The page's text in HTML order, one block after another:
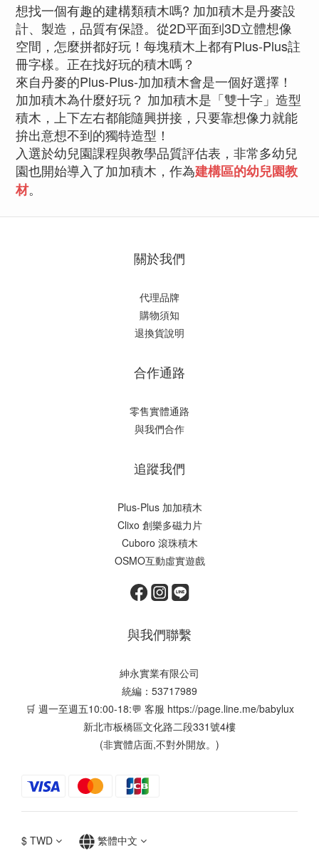
想找一個有趣的建構類積木嗎? 加加積木是丹麥設
計、製造，品質有保證。從2D平面到3D立體想像
空間，怎麼拼都好玩！每塊積木上都有Plus-Plus註
冊字樣。正在找好玩的積木嗎？
來自丹麥的Plus-Plus-加加積木會是一個好選擇！
加加積木為什麼好玩？ 加加積木是「雙十字」造型
積木，上下左右都能隨興拼接，只要靠想像力就能
拚出意想不到的獨特造型！
入選於幼兒園課程與教學品質評估表，非常多幼兒
園也開始導入了加加積木，作為建構區的幼兒園教
材。
關於我們
代理品牌
購物須知
退換貨說明
合作通路
零售實體通路
與我們合作
追蹤我們
Plus-Plus 加加積木
Clixo 創樂多磁力片
Cuboro 滾珠積木
OSMO互動虛實遊戲
與我們聯繫
紳永實業有限公司
統編：53717989
🛒 週一至週五10:00-18:💬 客服 https://page.line.me/babylux
新北市板橋區文化路二段331號4樓
(非實體店面,不對外開放。)
$ TWD 繁體中文